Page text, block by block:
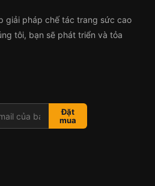
giải pháp chế tác trang sức cao
tôi, bạn sẽ phát triển và tỏa
Đặt
mua